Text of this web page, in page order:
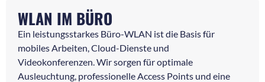
WLAN IM BÜRO
Ein leistungsstarkes Büro-WLAN ist die Basis für
mobiles Arbeiten, Cloud-Dienste und
Videokonferenzen. Wir sorgen für optimale
Ausleuchtung, professionelle Access Points und eine